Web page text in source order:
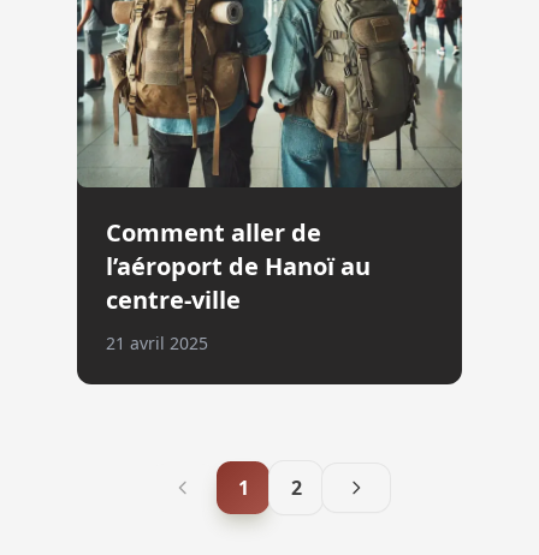
Comment aller de
l’aéroport de Hanoï au
centre-ville
21 avril 2025
1 2